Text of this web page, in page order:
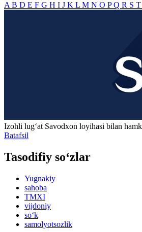
AB D E F G H I J K L M N O PQ R S T
Izohli lugʻat Savodxon loyihasi bilan
Batafsil
Tasodifiy so‘zlar
Yugnakiy
sahoba
TMXI
vijdoniy
so‘k
samolyotsozlik